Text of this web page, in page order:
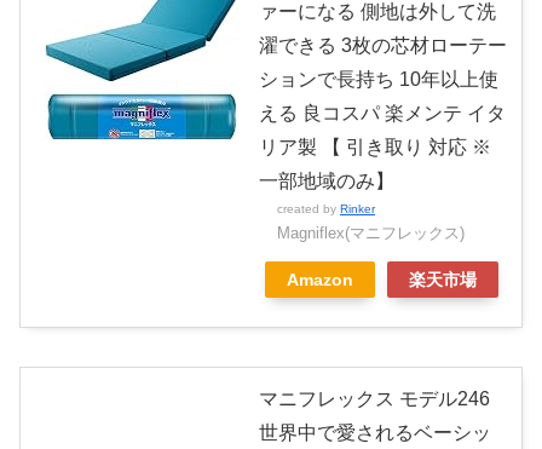
ァーになる 側地は外して洗
濯できる 3枚の芯材ローテー
ションで長持ち 10年以上使
える 良コスパ 楽メンテ イタ
リア製 【 引き取り 対応 ※
一部地域のみ】
created by Rinker
Magniflex(マニフレックス)
Amazon 楽天市場
マニフレックス モデル246
世界中で愛されるベーシッ